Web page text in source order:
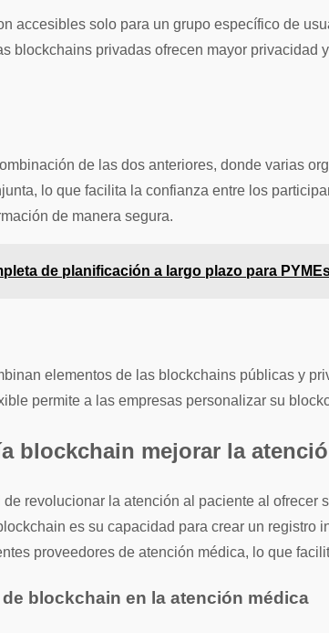
accesibles solo para un grupo específico de
blockchains privadas ofrecen mayor
de las dos anteriores, donde varias
lo que facilita la confianza entre los
de manera segura.
de planificación a largo plazo para
elementos de las blockchains públicas y
permite a las empresas personalizar su
blockchain mejorar la
revolucionar la atención al paciente al
es su capacidad para crear un
proveedores de atención médica, lo que
blockchain en la atención médica